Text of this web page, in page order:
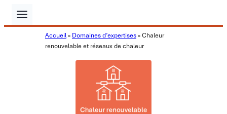
Aller
au
Accueil» Domaines d’expertises»Chaleur
renouvelable et réseaux de chaleur